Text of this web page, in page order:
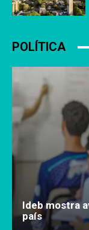
POLÍTICA
Ideb mostra
país